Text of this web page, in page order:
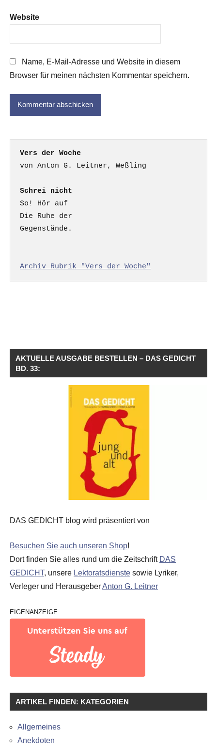
Website
Name, E-Mail-Adresse und Website in diesem
Browser für meinen nächsten Kommentar speichern.
Vers der Woche
Schrei nicht
So! Hör auf
Die Ruhe der
Gegenstände.
Archiv Rubrik "Vers der Woche"
AKTUELLE AUSGABE BESTELLEN – DAS GEDICHT
BD. 33:
DAS GEDICHT blog wird präsentiert von
Besuchen Sie auch unseren Shop!
Dort finden Sie alles rund um die Zeitschrift DAS
GEDICHT, unsere Lektoratsdienste sowie Lyriker,
Verleger und HerausgeberAnton G. Leitner
EIGENANZEIGE
ARTIKEL FINDEN: KATEGORIEN
Allgemeines
Anekdoten